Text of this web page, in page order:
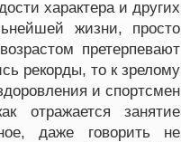
характера и других
жизни, просто
претерпевают
рекорды, то к зрелому
и спортсмен
отражается занятие
даже говорить не